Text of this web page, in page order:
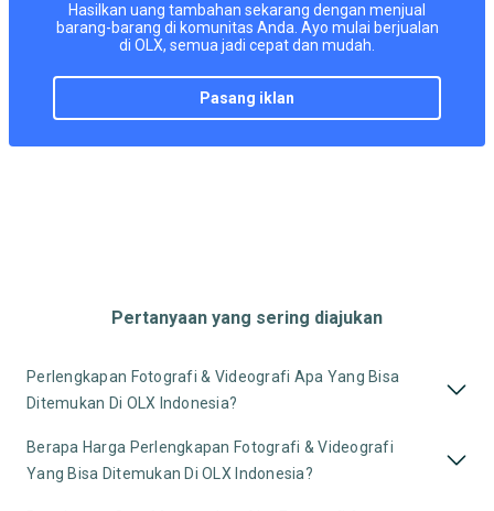
Hasilkan uang tambahan sekarang dengan menjual
barang-barang di komunitas Anda. Ayo mulai berjualan
di OLX, semua jadi cepat dan mudah.
pasang iklan
Pertanyaan yang sering diajukan
Perlengkapan Fotografi & Videografi Apa Yang Bisa
Ditemukan Di OLX Indonesia?
Berapa Harga Perlengkapan Fotografi & Videografi
Yang Bisa Ditemukan Di OLX Indonesia?